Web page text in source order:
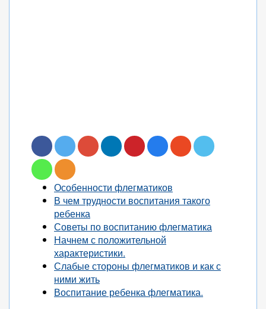
Особенности флегматиков
В чем трудности воспитания такого
ребенка
Советы по воспитанию флегматика
Начнем с положительной
характеристики.
Слабые стороны флегматиков и как с
ними жить
Воспитание ребенка флегматика.